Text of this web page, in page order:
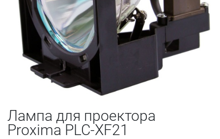
Лампа для проектора
Proxima PLC-XF21